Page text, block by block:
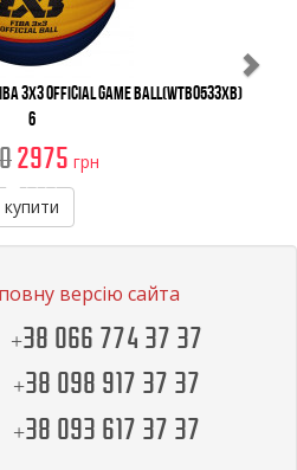
3X3 Official Game Ball(WTB0533XB)
6
2975 грн
купити
версію сайта
+38 066 774 37 37
+38 098 917 37 37
+38 093 617 37 37